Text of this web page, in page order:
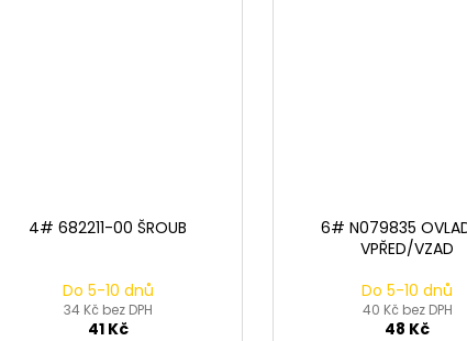
4# 682211-00 ŠROUB
Do 5-10 dnů
34 Kč bez DPH
41 Kč
6# N079835
VPŘED/VZAD
Do 5-10 dnů
40 Kč bez DPH
48 Kč